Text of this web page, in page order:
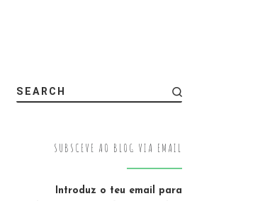
SEARCH
SUBSCEVE AO BLOG VIA EMAIL
Introduz o teu email para